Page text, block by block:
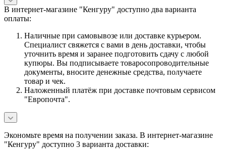
В интернет-магазине "Кенгуру" доступно два варианта
оплаты:
Наличные при самовывозе или доставке курьером.
Специалист свяжется с вами в день доставки, чтобы
уточнить время и заранее подготовить сдачу с любой
купюры. Вы подписываете товаросопроводительные
документы, вносите денежные средства, получаете
товар и чек.
Наложенный платёж при доставке почтовым сервисом
"Европочта".
Экономьте время на получении заказа. В интернет-магазине
"Кенгуру" доступно 3 варианта доставки: